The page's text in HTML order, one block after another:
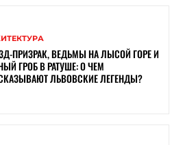
ПРИЗРАК, ВЕДЬМЫ НА ЛЫСОЙ ГОРЕ И
ГРОБ В РАТУШЕ: О ЧЕМ
ЛЬВОВСКИЕ ЛЕГЕНДЫ?